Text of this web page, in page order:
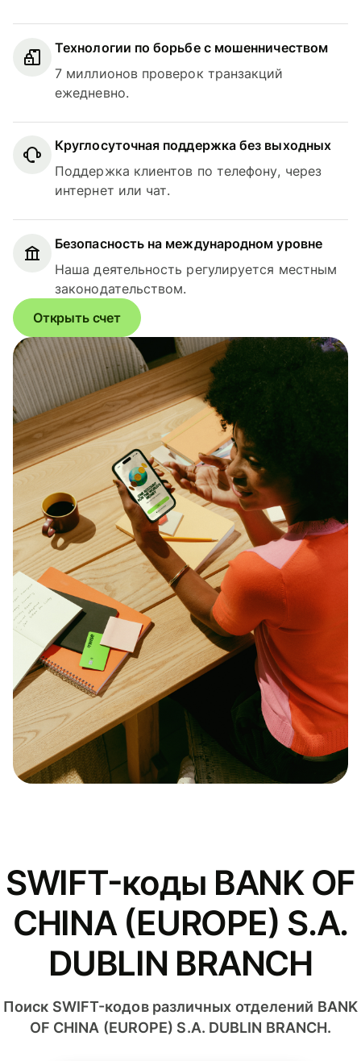
Технологии по борьбе с мошенничеством
7 миллионов проверок транзакций
ежедневно.
Круглосуточная поддержка без выходных
Поддержка клиентов по телефону, через
интернет или чат.
Безопасность на международном уровне
Наша деятельность регулируется местным
законодательством.
Открыть счет
SWIFT-коды BANK OF
CHINA (EUROPE) S.A.
DUBLIN BRANCH
Поиск SWIFT-кодов различных отделений BANK
OF CHINA (EUROPE) S.A. DUBLIN BRANCH.